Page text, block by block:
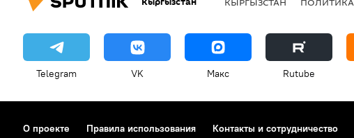
Telegram VK Макс Rutube
О проекте Правила использования Контакты и сотрудничество